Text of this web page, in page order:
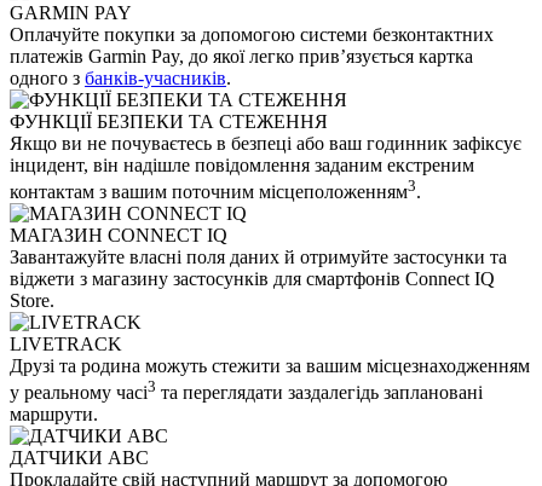
GARMIN PAY
Оплачуйте покупки за допомогою системи безконтактних
платежів Garmin Pay, до якої легко прив’язується картка
одного з банків-учасників.
ФУНКЦІЇ БЕЗПЕКИ ТА СТЕЖЕННЯ
Якщо ви не почуваєтесь в безпеці або ваш годинник зафіксує
інцидент, він надішле повідомлення заданим екстреним
контактам з вашим поточним місцеположенням3.
МАГАЗИН CONNECT IQ
Завантажуйте власні поля даних й отримуйте застосунки та
віджети з магазину застосунків для смартфонів Connect IQ
Store.
LIVETRACK
Друзі та родина можуть стежити за вашим місцезнаходженням
у реальному часі3 та переглядати заздалегідь заплановані
маршрути.
ДАТЧИКИ ABC
Прокладайте свій наступний маршрут за допомогою